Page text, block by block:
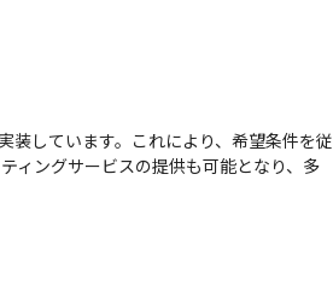
装しています。これにより、希望条件を従
ィングサービスの提供も可能となり、多